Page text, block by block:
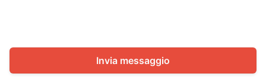
Invia messaggio